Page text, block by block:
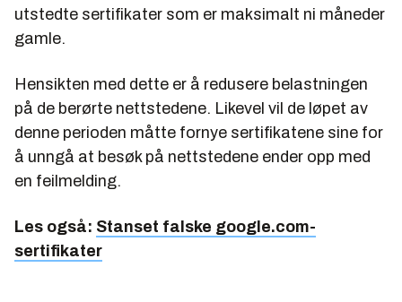
utstedte sertifikater som er maksimalt ni måneder
gamle.
Hensikten med dette er å redusere belastningen
på de berørte nettstedene. Likevel vil de løpet av
denne perioden måtte fornye sertifikatene sine for
å unngå at besøk på nettstedene ender opp med
en feilmelding.
Les også: Stanset falske google.com-
sertifikater